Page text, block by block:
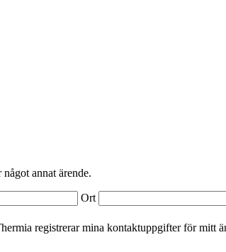
annat ärende.
Ort
registrerar mina kontaktuppgifter för mitt